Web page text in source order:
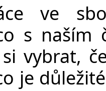
ve
s naším
vybrat,
je